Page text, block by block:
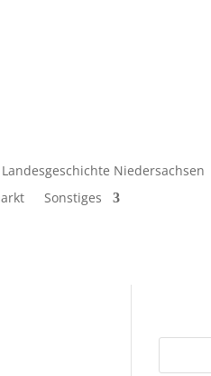
Landesgeschichte Niedersachsen
Sonstiges